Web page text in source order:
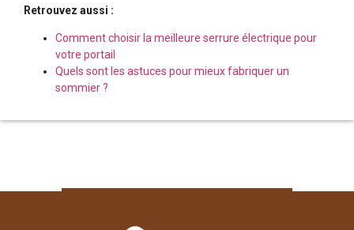
Retrouvez aussi :
Comment choisir la meilleure serrure électrique pour
votre portail
Quels sont les astuces pour mieux fabriquer un
sommier ?